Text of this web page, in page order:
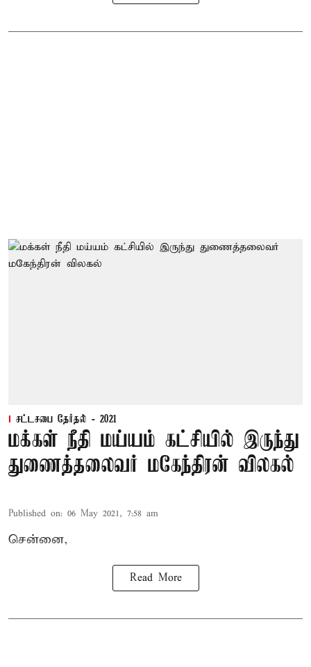
சட்டசபை தேர்தல் - 2021
மக்கள் நீதி மய்யம் கட்சியில் இருந்து
துணைத்தலைவர் மகேந்திரன் விலகல்
Published on: 06 May 2021, 7:58 am
சென்னை,
Read More